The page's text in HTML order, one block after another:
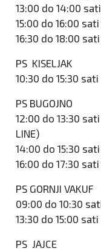
13:00 do 14:00
15:00 do 16:00
16:30 do 18:00
PS KISELJAK
10:30 do 15:30
PS BUGOJNO
12:00 do 13:30
LINE)
14:00 do 15:30
16:00 do 17:30
PS GORNJI VAKUF
09:00 do 10:30
13:30 do 15:00
PS JAJCE